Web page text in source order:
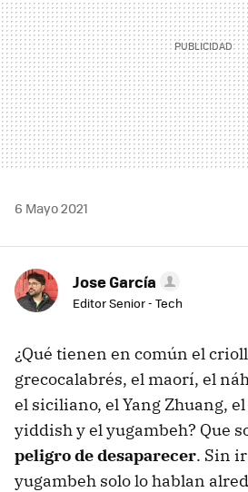
6 Mayo 2021
Jose García
Editor Senior - Tech
¿Qué tienen en común el
grecocalabrés, el maorí, el
el siciliano, el Yang Zhuang,
yiddish y el yugambeh? Que
peligro de desaparecer. Sin
yugambeh solo lo hablan